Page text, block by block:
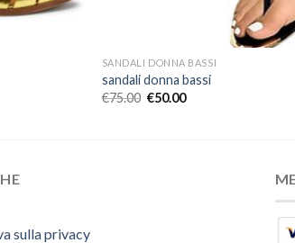
SANDALI DONNA BASSI
sandali donna bassi
€75.00 €50.00
sulla privacy